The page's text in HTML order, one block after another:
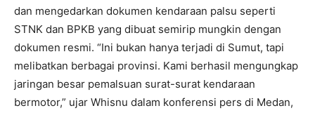
dan mengedarkan dokumen kendaraan palsu seperti
STNK dan BPKB yang dibuat semirip mungkin dengan
dokumen resmi. “Ini bukan hanya terjadi di Sumut, tapi
melibatkan berbagai provinsi. Kami berhasil mengungkap
jaringan besar pemalsuan surat-surat kendaraan
bermotor,” ujar Whisnu dalam konferensi pers di Medan,